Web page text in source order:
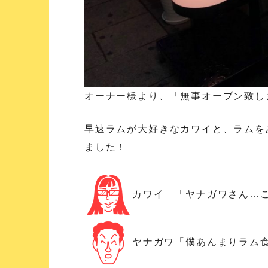
オーナー様より、「無事オープン致
早速ラムが大好きなカワイと、ラム
ました！
カワイ 「ヤナガワさん…
ヤナガワ「僕あんまりラム